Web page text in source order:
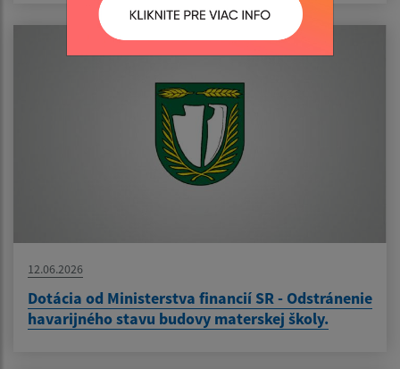
12.06.2026
Dotácia od Ministerstva financií SR - Odstránenie
havarijného stavu budovy materskej školy.